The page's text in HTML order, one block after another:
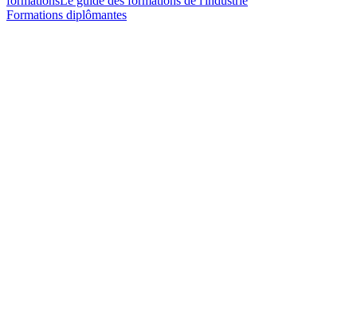
Formations diplômantes